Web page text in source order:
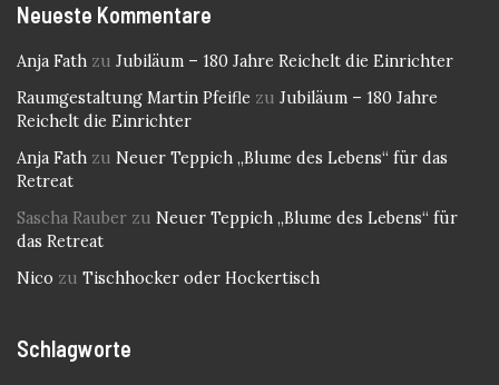
Neueste Kommentare
Anja Fath zu Jubiläum – 180 Jahre Reichelt die Einrichter
Raumgestaltung Martin Pfeifle zu Jubiläum – 180 Jahre
Reichelt die Einrichter
Anja Fath zu Neuer Teppich „Blume des Lebens“ für das
Retreat
Sascha Rauber zu Neuer Teppich „Blume des Lebens“ für
das Retreat
Nico zu Tischhocker oder Hockertisch
Schlagworte